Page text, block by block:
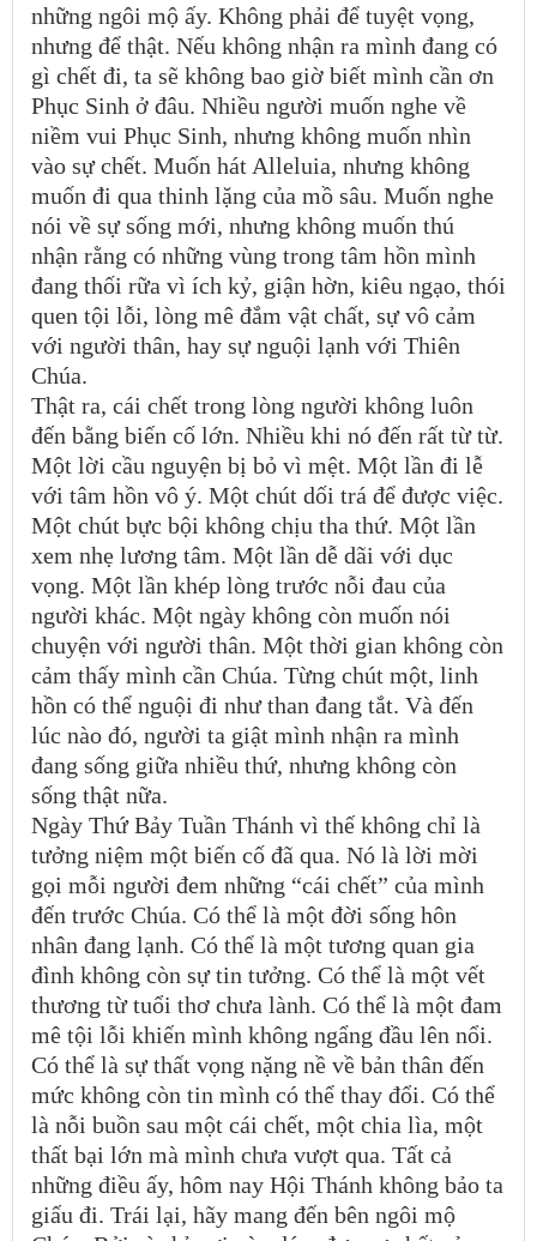
những ngôi mộ ấy. Không phải để tuyệt vọng,
nhưng để thật. Nếu không nhận ra mình đang có
gì chết đi, ta sẽ không bao giờ biết mình cần ơn
Phục Sinh ở đâu. Nhiều người muốn nghe về
niềm vui Phục Sinh, nhưng không muốn nhìn
vào sự chết. Muốn hát Alleluia, nhưng không
muốn đi qua thinh lặng của mồ sâu. Muốn nghe
nói về sự sống mới, nhưng không muốn thú
nhận rằng có những vùng trong tâm hồn mình
đang thối rữa vì ích kỷ, giận hờn, kiêu ngạo, thói
quen tội lỗi, lòng mê đắm vật chất, sự vô cảm
với người thân, hay sự nguội lạnh với Thiên
Chúa.
Thật ra, cái chết trong lòng người không luôn
đến bằng biến cố lớn. Nhiều khi nó đến rất từ từ.
Một lời cầu nguyện bị bỏ vì mệt. Một lần đi lễ
với tâm hồn vô ý. Một chút dối trá để được việc.
Một chút bực bội không chịu tha thứ. Một lần
xem nhẹ lương tâm. Một lần dễ dãi với dục
vọng. Một lần khép lòng trước nỗi đau của
người khác. Một ngày không còn muốn nói
chuyện với người thân. Một thời gian không còn
cảm thấy mình cần Chúa. Từng chút một, linh
hồn có thể nguội đi như than đang tắt. Và đến
lúc nào đó, người ta giật mình nhận ra mình
đang sống giữa nhiều thứ, nhưng không còn
sống thật nữa.
Ngày Thứ Bảy Tuần Thánh vì thế không chỉ là
tưởng niệm một biến cố đã qua. Nó là lời mời
gọi mỗi người đem những “cái chết” của mình
đến trước Chúa. Có thể là một đời sống hôn
nhân đang lạnh. Có thể là một tương quan gia
đình không còn sự tin tưởng. Có thể là một vết
thương từ tuổi thơ chưa lành. Có thể là một đam
mê tội lỗi khiến mình không ngẩng đầu lên nổi.
Có thể là sự thất vọng nặng nề về bản thân đến
mức không còn tin mình có thể thay đổi. Có thể
là nỗi buồn sau một cái chết, một chia lìa, một
thất bại lớn mà mình chưa vượt qua. Tất cả
những điều ấy, hôm nay Hội Thánh không bảo ta
giấu đi. Trái lại, hãy mang đến bên ngôi mộ